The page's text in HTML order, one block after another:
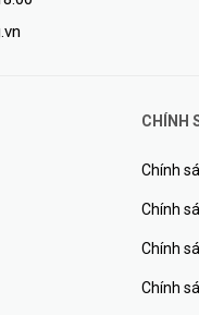
gói 1.41kg)
CHÍNH
Chính
Chính
Chính
Chính